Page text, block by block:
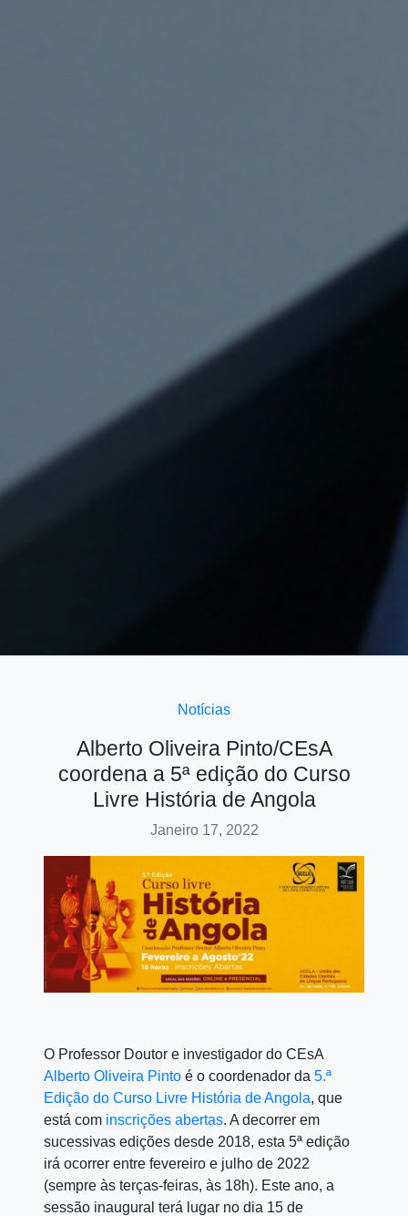
Notícias
Alberto Oliveira Pinto/CEsA
coordena a 5ª edição do Curso
Livre História de Angola
Janeiro 17, 2022
O Professor Doutor e investigador do CEsA
Alberto Oliveira Pinto é o coordenador da 5.ª
Edição do Curso Livre História de Angola, que
está com inscrições abertas. A decorrer em
sucessivas edições desde 2018, esta 5ª edição
irá ocorrer entre fevereiro e julho de 2022
(sempre às terças-feiras, às 18h). Este ano, a
sessão inaugural terá lugar no dia 15 de